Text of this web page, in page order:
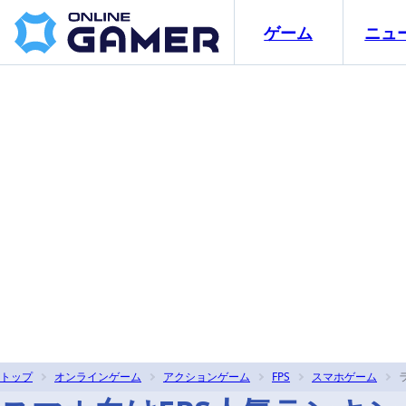
ゲーム ニュ
トップ オンラインゲーム アクションゲーム FPS スマホゲーム